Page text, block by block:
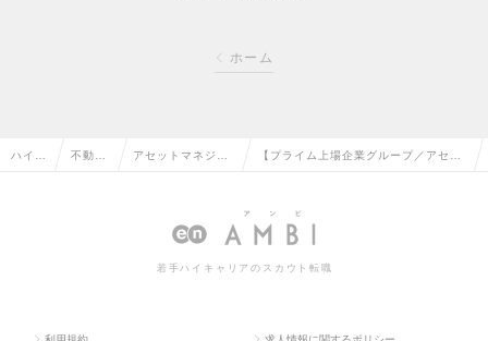
ホーム
ハイク 不動産 アセットマネジメ
ンド・PE投資の転
【プライム上場企業グループ／アセッ
20日／転勤無し／離職率2%の求人情
若手ハイキャリアのスカウト転職